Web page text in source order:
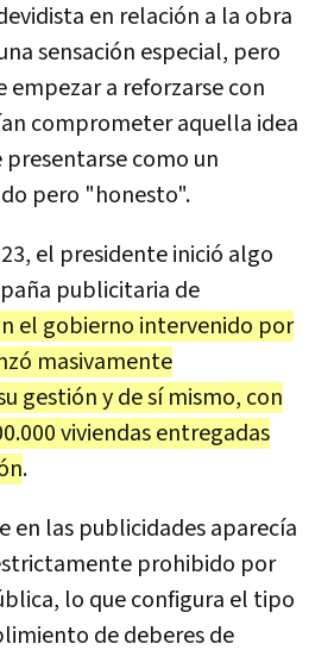
en relación a la obra
sensación especial, pero
empezar a reforzarse con
comprometer aquella idea
presentarse como un
pero "honesto".
el presidente inició algo
publicitaria de
el gobierno intervenido por
masivamente
gestión y de sí mismo, con
viviendas entregadas
.
en las publicidades aparecía
prohibido por
lo que configura el tipo
de deberes de